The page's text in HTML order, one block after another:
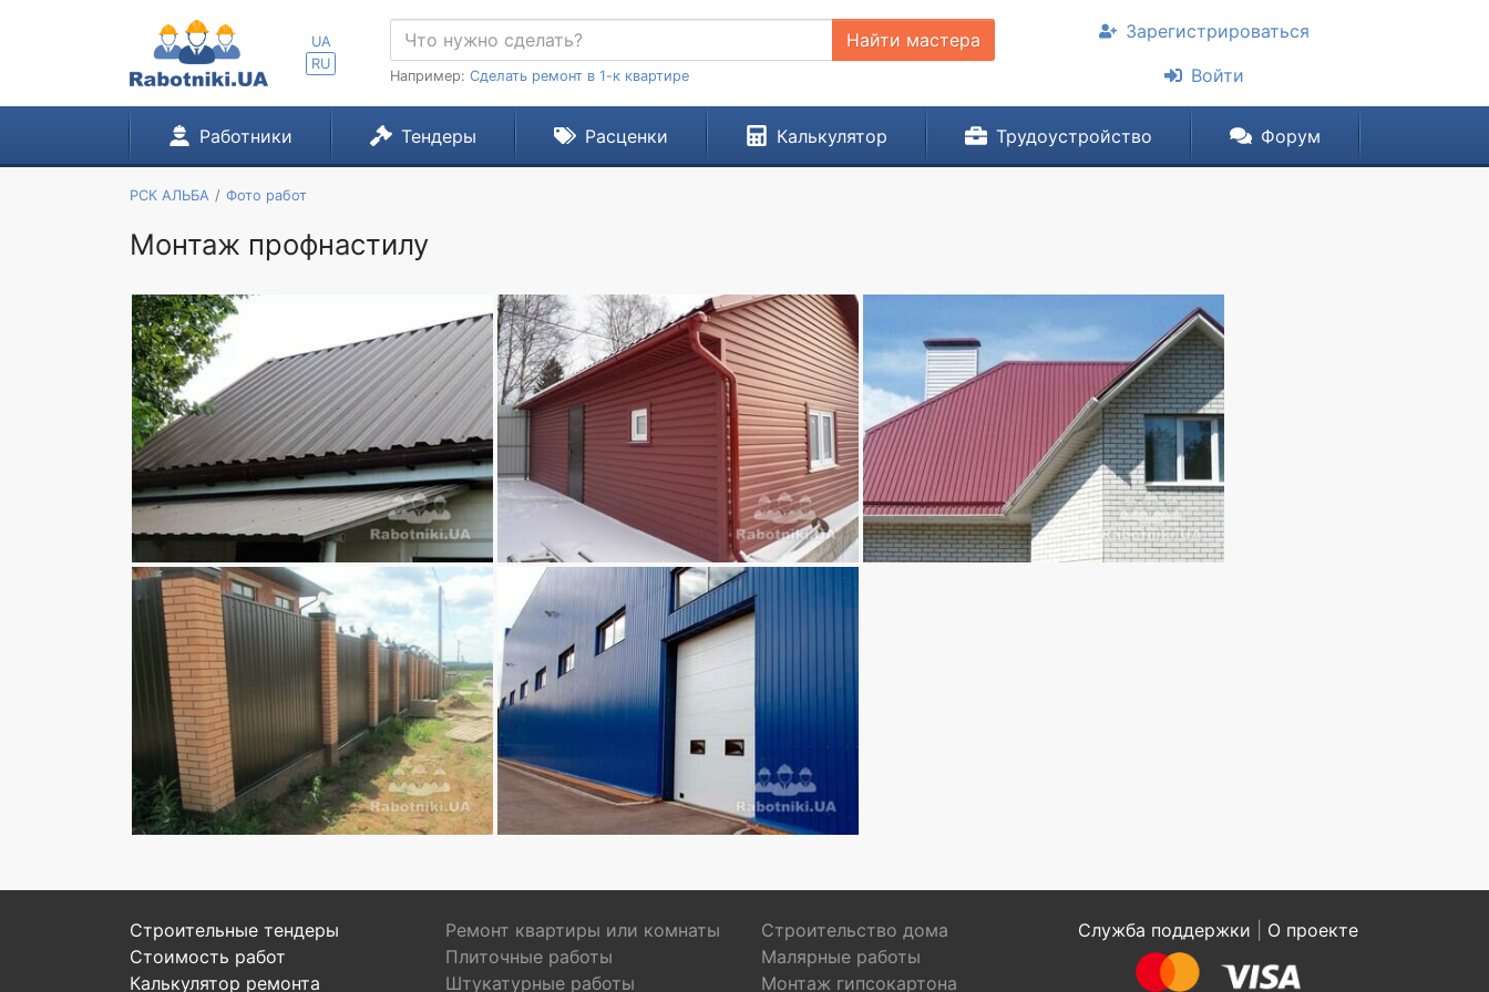
UA
RU
Найти мастера
Например: Сделать ремонт в 1-к квартире
Зарегистрироваться
Войти
Работники Тендеры Расценки Калькулятор Трудоустройство Форум
РСК АЛЬБА Фото работ
Монтаж профнастилу
Строительные тендеры
Стоимость работ
Калькулятор ремонта
Ремонт квартиры или комнаты
Строительство дома
Плиточные работы
Малярные работы
Штукатурные работы
Монтаж гипсокартона
Служба поддержки О проекте